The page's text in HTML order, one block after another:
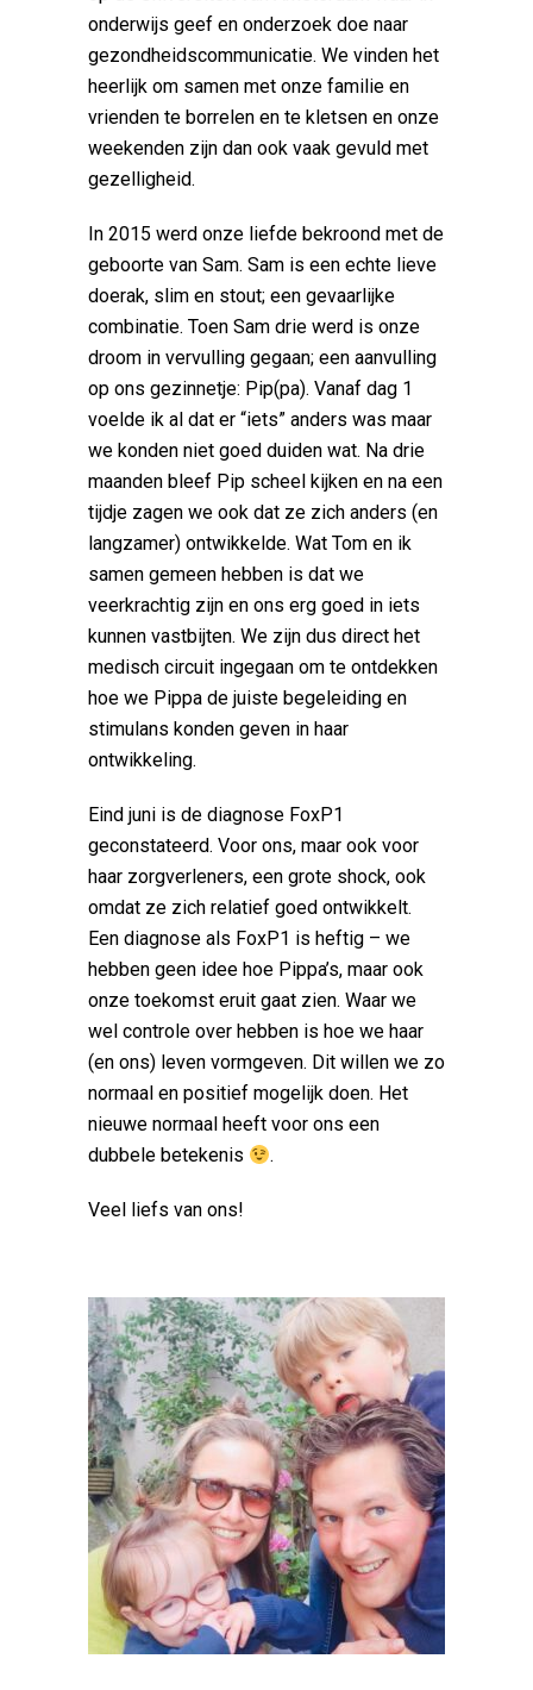
onderwijs geef en onderzoek doe naar
gezondheidscommunicatie. We vinden het
heerlijk om samen met onze familie en
vrienden te borrelen en te kletsen en onze
weekenden zijn dan ook vaak gevuld met
gezelligheid.
In 2015 werd onze liefde bekroond met de
geboorte van Sam. Sam is een echte lieve
doerak, slim en stout; een gevaarlijke
combinatie. Toen Sam drie werd is onze
droom in vervulling gegaan; een aanvulling
op ons gezinnetje: Pip(pa). Vanaf dag 1
voelde ik al dat er “iets” anders was maar
we konden niet goed duiden wat. Na drie
maanden bleef Pip scheel kijken en na een
tijdje zagen we ook dat ze zich anders (en
langzamer) ontwikkelde. Wat Tom en ik
samen gemeen hebben is dat we
veerkrachtig zijn en ons erg goed in iets
kunnen vastbijten. We zijn dus direct het
medisch circuit ingegaan om te ontdekken
hoe we Pippa de juiste begeleiding en
stimulans konden geven in haar
ontwikkeling.
Eind juni is de diagnose FoxP1
geconstateerd. Voor ons, maar ook voor
haar zorgverleners, een grote shock, ook
omdat ze zich relatief goed ontwikkelt.
Een diagnose als FoxP1 is heftig – we
hebben geen idee hoe Pippa’s, maar ook
onze toekomst eruit gaat zien. Waar we
wel controle over hebben is hoe we haar
(en ons) leven vormgeven. Dit willen we zo
normaal en positief mogelijk doen. Het
nieuwe normaal heeft voor ons een
dubbele betekenis
.
Veel liefs van ons!